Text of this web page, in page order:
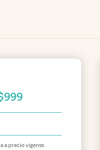
999
a precio vigente.